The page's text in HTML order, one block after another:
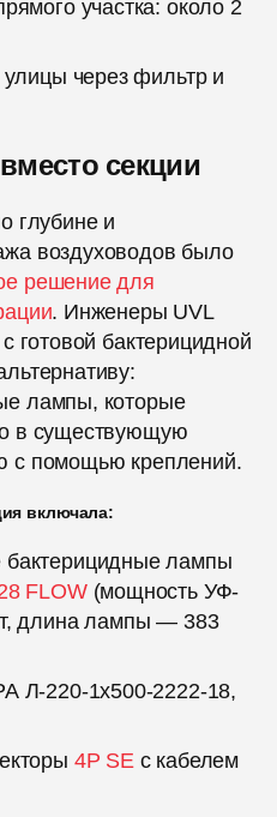
участка: около 2
улицы через фильтр и
секции
глубине и
воздуховодов было
решение для
. Инженеры UVL
готовой бактерицидной
лампы, которые
в существующую
с помощью креплений.
включала:
лампы
FLOW(мощность УФ-
длина лампы — 383
Л-220-1x500-2222-18,
4P SE с кабелем